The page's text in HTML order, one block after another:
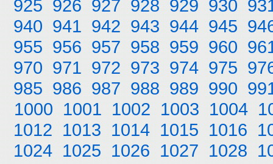
925 926 927 928 929 930
940 941 942 943 944 945
955 956 957 958 959 960
970 971 972 973 974 975
985 986 987 988 989 990
1000 1001 1002 1003 1004
1012 1013 1014 1015 1016
1024 1025 1026 1027 1028